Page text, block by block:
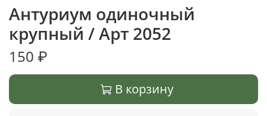
Антуриум одиночный
крупный / Арт 2052
150 ₽
В корзину